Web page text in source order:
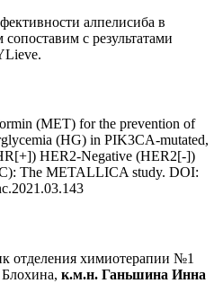
алпелисиба в
с результатами
(MET) for the prevention of
(HG) in PIK3CA-mutated,
HER2-Negative (HER2[-])
The METALLICA study. DOI:
отделения химиотерапии №1
к.м.н. Ганьшина Инна